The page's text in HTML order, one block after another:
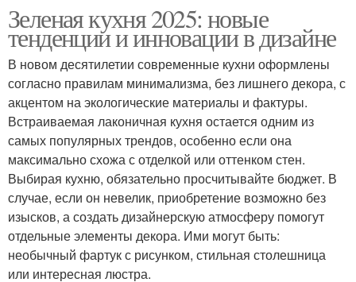
Зеленая кухня 2025: новые
тенденции и инновации в дизайне
В новом десятилетии современные кухни оформлены
согласно правилам минимализма, без лишнего декора, с
акцентом на экологические материалы и фактуры.
Встраиваемая лаконичная кухня остается одним из
самых популярных трендов, особенно если она
максимально схожа с отделкой или оттенком стен.
Выбирая кухню, обязательно просчитывайте бюджет. В
случае, если он невелик, приобретение возможно без
изысков, а создать дизайнерскую атмосферу помогут
отдельные элементы декора. Ими могут быть:
необычный фартук с рисунком, стильная столешница
или интересная люстра.